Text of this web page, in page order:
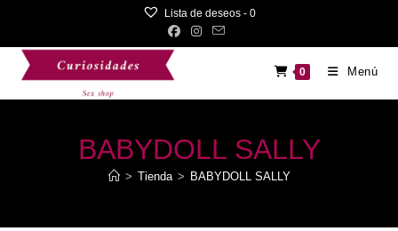
contenido
Lista de deseos - 0
0 Menú
BABYDOLL SALLY
> Tienda > BABYDOLL SALLY